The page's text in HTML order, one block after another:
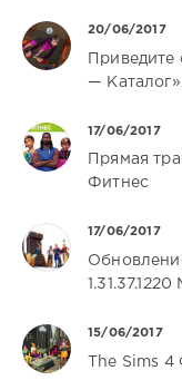
20/06/2017
—
17/06/2017
Прямая
Фитнес
17/06/2017
1.31.37.1220
15/06/2017
The Sims